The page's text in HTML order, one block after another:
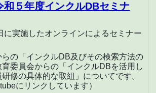
和５年度インクルDBセミナ
に実施したオンラインによるセミナー
の「インクルDB及びその検索方法の
委員会からの「インクルDBを活用し
修の具体的な取組」についてです。
にリンクしています）